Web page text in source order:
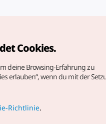
Cookies.
deine Browsing-Erfahrung zu
erlauben“, wenn du mit der
Richtlinie.